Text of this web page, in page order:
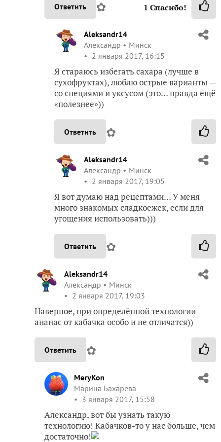
Ответить ✿ 1 Спасибо!
Aleksandr14
Александр
Минск
2 января 2017, 16:15
Я стараюсь избегать сахара (лучше в
сухофруктах), люблю острые варианты —
со специями и уксусом (это… правда ещё
«полезнее»))
Ответить ✿
Aleksandr14
Александр
Минск
2 января 2017, 19:05
Я вот думаю над рецептами… У меня
много знакомых сладкоежек, если для
угощения использовать)))
Ответить ✿
Aleksandr14
Александр
Минск
2 января 2017, 19:03
Наверное, при определённой технологии
ананас от кабачка особо и не отличатся))
Ответить ✿
MeryKon
Марина Бахарева
3 января 2017, 15:58
Александр, вот бы узнать такую
технологию! Кабачков-то у нас больше, чем
достаточно!